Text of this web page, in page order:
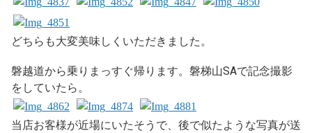
どちらも大変美味しくいただきました。
磐越道から乗りまっすぐ帰ります。磐梯山SAで記念撮影
をしていたら。
当店お客様が近場にいたそうで、後で似たような写真が送